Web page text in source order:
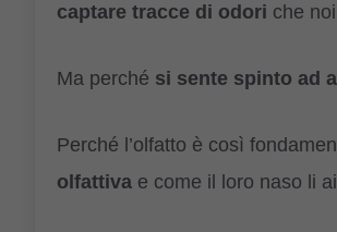
captare tracce di odori che
Ma perché si sente spinto ad
Perché l’olfatto è così
olfattiva e come il loro naso li